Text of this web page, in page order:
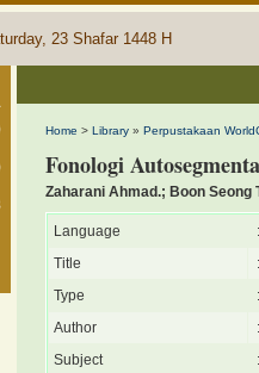
23 Shafar 1448 H
Home > Library » Perpustakaan
Fonologi
Zaharani Ahmad.; Boon Seong
Language
:
Title
:
Type
:
Author
:
Subject
: